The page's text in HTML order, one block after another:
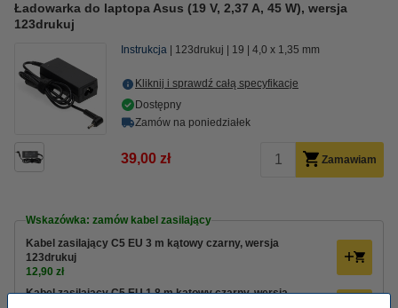
Ładowarka do laptopa Asus (19 V, 2,37 A, 45 W), wersja
123drukuj
Instrukcja 123drukuj 19 4,0 x 1,35 mm
Kliknij i sprawdź całą specyfikacje
Dostępny
Zamów na poniedziałek
39,00 zł Zamawiam
Wskazówka: zamów kabel zasilający
Kabel zasilający C5 EU 3 m kątowy czarny, wersja
123drukuj
12,90 zł
Kabel zasilający C5 EU 1,8 m kątowy czarny, wersja